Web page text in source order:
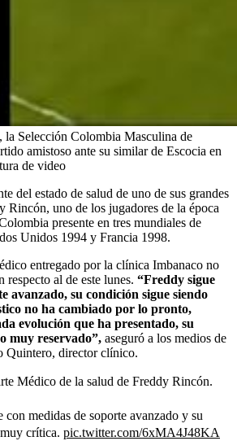
la Selección Colombia Masculina de
amistoso ante su similar de Escocia en
de video
del estado de salud de uno de sus grandes
Rincón, uno de los jugadores de la época
presente en tres mundiales de
Unidos 1994 y Francia 1998.
entregado por la clínica Imbanaco no
respecto al de este lunes. “Freddy sigue
avanzado, su condición sigue siendo
no ha cambiado por lo pronto,
evolución que ha presentado, su
muy reservado”, aseguró a los medios de
Quintero, director clínico.
Médico de la salud de Freddy Rincón.
medidas de soporte avanzado y su
crítica. pic.twitter.com/6xMA4J48KA